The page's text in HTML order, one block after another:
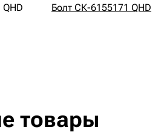
QHD Болт СК-6155171 QHD
товары